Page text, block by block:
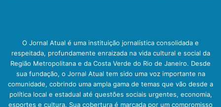
O Jornal Atual é uma instituição jornalística consolidada e
respeitada, profundamente enraizada na vida cultural e social da
Região Metropolitana e da Costa Verde do Rio de Janeiro. Desde
sua fundação, o Jornal Atual tem sido uma voz importante na
comunidade, cobrindo uma ampla gama de temas que vão desde a
política local e estadual até questões sociais urgentes, economia,
esportes e cultura. Sua cobertura é marcada por um compromisso